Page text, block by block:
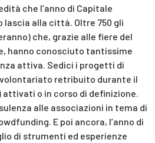
che l’anno di Capitale
alla città. Oltre 750 gli
che, grazie alle fiere del
hanno conosciuto tantissime
attiva. Sedici i progetti di
retribuito durante il
o in corso di definizione.
alle associazioni in tema di
E poi ancora, l’anno di
di strumenti ed esperienze